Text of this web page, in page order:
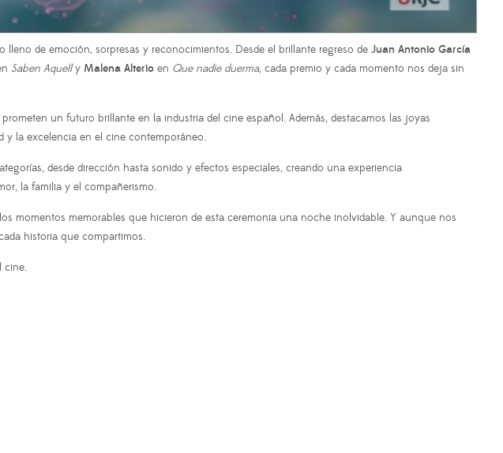
lleno de emoción, sorpresas y reconocimientos. Desde el brillante regreso de Juan Antonio García
Saben Aquelly Malena Alterio en Que nadie duerma, cada premio y cada momento nos deja sin
un futuro brillante en la industria del cine español. Además, destacamos las joyas
y la excelencia en el cine contemporáneo.
desde dirección hasta sonido y efectos especiales, creando una experiencia
la familia y el compañerismo.
momentos memorables que hicieron de esta ceremonia una noche inolvidable. Y aunque nos
historia que compartimos.
cine.